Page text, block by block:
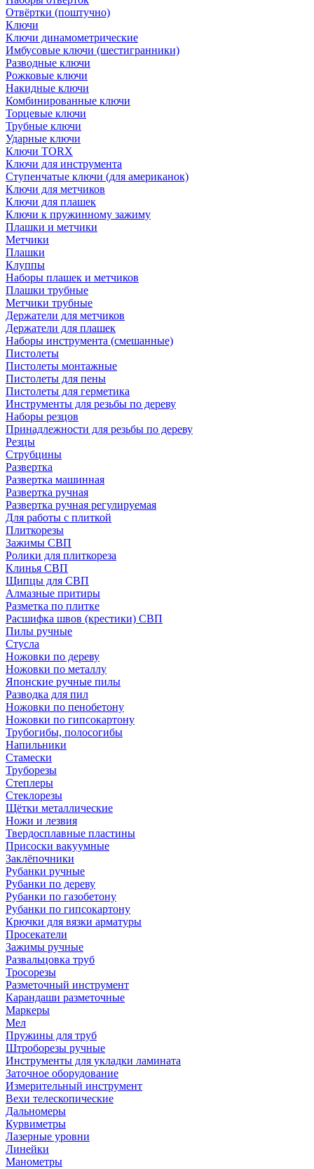
Отвёртки (поштучно)
Ключи
Ключи динамометрические
Имбусовые ключи (шестигранники)
Разводные ключи
Рожковые ключи
Накидные ключи
Комбинированные ключи
Торцевые ключи
Трубные ключи
Ударные ключи
Ключи TORX
Ключи для инструмента
Ступенчатые ключи (для американок)
Ключи для метчиков
Ключи для плашек
Ключи к пружинному зажиму
Плашки и метчики
Метчики
Плашки
Клуппы
Наборы плашек и метчиков
Плашки трубные
Метчики трубные
Держатели для метчиков
Держатели для плашек
Наборы инструмента (смешанные)
Пистолеты
Пистолеты монтажные
Пистолеты для пены
Пистолеты для герметика
Инструменты для резьбы по дереву
Наборы резцов
Принадлежности для резьбы по дереву
Резцы
Струбцины
Развертка
Развертка машинная
Развертка ручная
Развертка ручная регулируемая
Для работы с плиткой
Плиткорезы
Зажимы СВП
Ролики для плиткореза
Клинья СВП
Щипцы для СВП
Алмазные притиры
Разметка по плитке
Расшифка швов (крестики) СВП
Пилы ручные
Стусла
Ножовки по дереву
Ножовки по металлу
Японские ручные пилы
Разводка для пил
Ножовки по пенобетону
Ножовки по гипсокартону
Трубогибы, полосогибы
Напильники
Стамески
Труборезы
Степлеры
Стеклорезы
Щётки металлические
Ножи и лезвия
Твердосплавные пластины
Присоски вакуумные
Заклёпочники
Рубанки ручные
Рубанки по дереву
Рубанки по газобетону
Рубанки по гипсокартону
Крючки для вязки арматуры
Просекатели
Зажимы ручные
Развальцовка труб
Тросорезы
Разметочный инструмент
Карандаши разметочные
Маркеры
Мел
Пружины для труб
Штроборезы ручные
Инструменты для укладки ламината
Заточное оборудование
Измерительный инструмент
Вехи телескопические
Дальномеры
Курвиметры
Лазерные уровни
Линейки
Манометры